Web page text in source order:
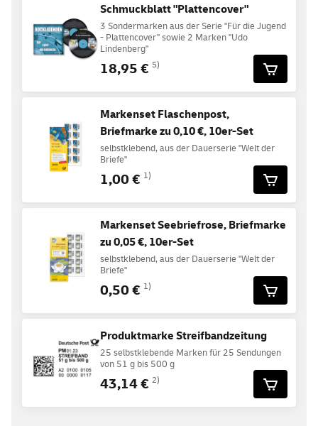
Schmuckblatt "Plattencover"
3 Sondermarken aus der Serie "Für die Jugend
- Plattencover" sowie 2 Marken "Udo
Lindenberg"
18,95 € 5)
Markenset Flaschenpost,
Briefmarke zu 0,10 €, 10er-Set
selbstklebend, aus der Dauerserie "Welt der
Briefe"
1,00 € 1)
Markenset Seebriefrose, Briefmarke
zu 0,05 €, 10er-Set
selbstklebend, aus der Dauerserie "Welt der
Briefe"
0,50 € 1)
Produktmarke Streifbandzeitung
25 selbstklebende Marken für 25 Sendungen
von 51 g bis 500 g
43,14 € 2)